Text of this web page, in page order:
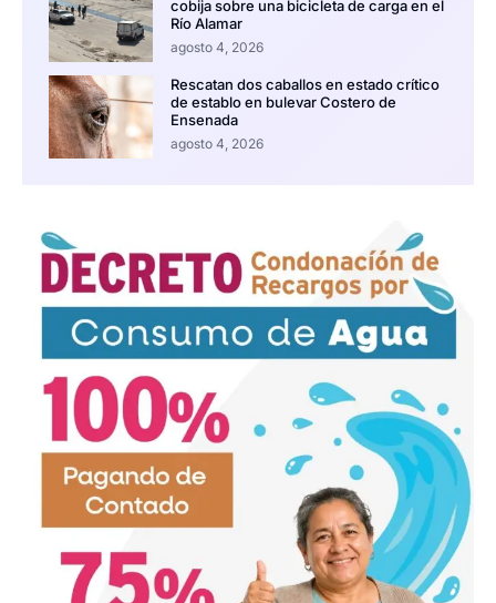
cobija sobre una bicicleta de carga en el
Río Alamar
agosto 4, 2026
Rescatan dos caballos en estado crítico
de establo en bulevar Costero de
Ensenada
agosto 4, 2026